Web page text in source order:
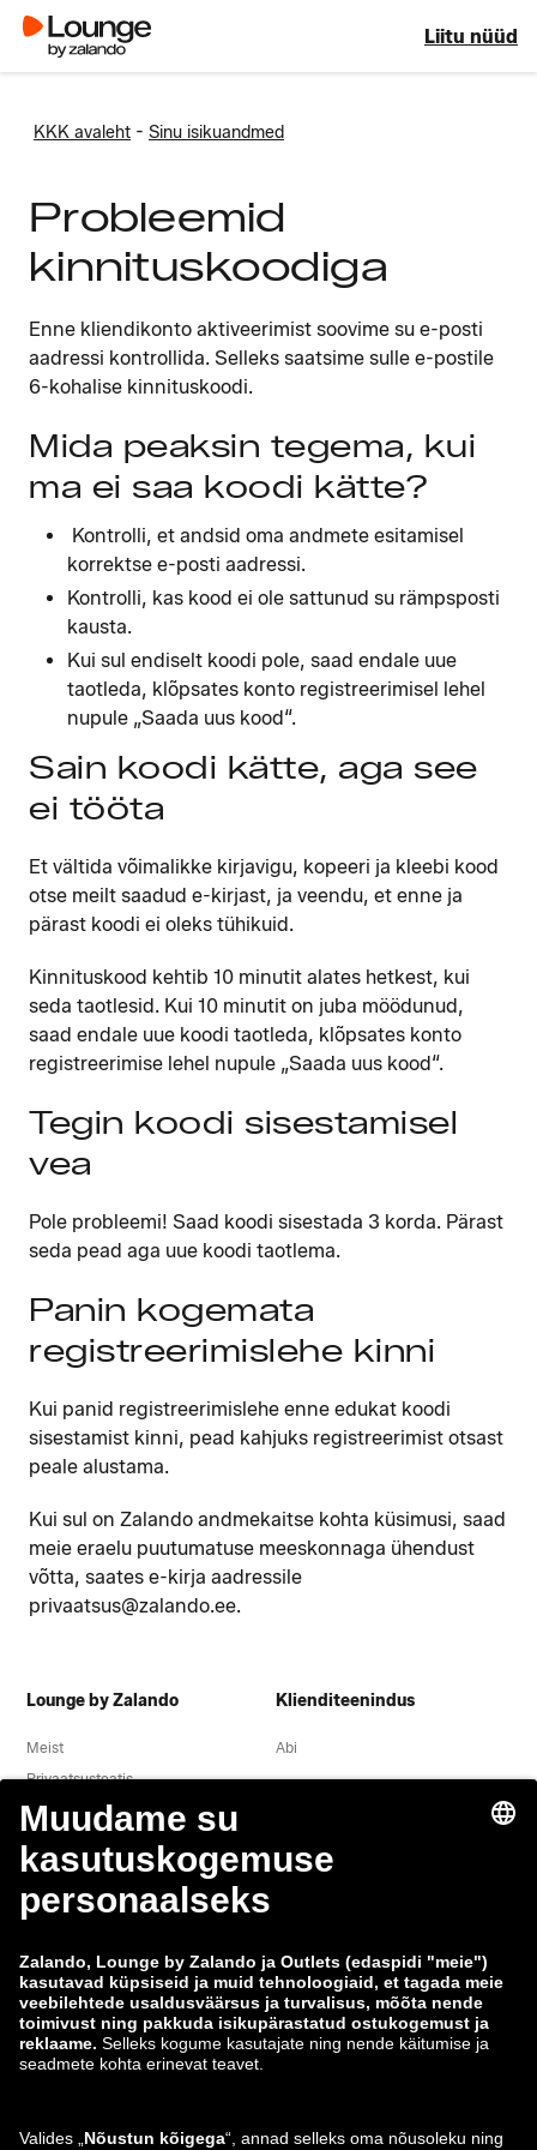
Liitu nüüd
KKK avaleht - Sinu isikuandmed
Probleemid
kinnituskoodiga
Enne kliendikonto aktiveerimist soovime su e-posti
aadressi kontrollida. Selleks saatsime sulle e-postile
6-kohalise kinnituskoodi.
Mida peaksin tegema, kui
ma ei saa koodi kätte?
Kontrolli, et andsid oma andmete esitamisel
korrektse e-posti aadressi.
Kontrolli, kas kood ei ole sattunud su rämpsposti
kausta.
Kui sul endiselt koodi pole, saad endale uue
taotleda, klõpsates konto registreerimisel lehel
nupule „Saada uus kood“.
Sain koodi kätte, aga see
ei tööta
Et vältida võimalikke kirjavigu, kopeeri ja kleebi kood
otse meilt saadud e-kirjast, ja veendu, et enne ja
pärast koodi ei oleks tühikuid.
Kinnituskood kehtib 10 minutit alates hetkest, kui
seda taotlesid. Kui 10 minutit on juba möödunud,
saad endale uue koodi taotleda, klõpsates konto
registreerimise lehel nupule „Saada uus kood“.
Tegin koodi sisestamisel
vea
Pole probleemi! Saad koodi sisestada 3 korda. Pärast
seda pead aga uue koodi taotlema.
Panin kogemata
registreerimislehe kinni
Kui panid registreerimislehe enne edukat koodi
sisestamist kinni, pead kahjuks registreerimist otsast
peale alustama.
Kui sul on Zalando andmekaitse kohta küsimusi, saad
meie eraelu puutumatuse meeskonnaga ühendust
võtta, saates e-kirja aadressile
privaatsus@zalando.ee.
Lounge by Zalando
Meist
Privaatsusteatis
Õigusteave
Tingimused
Taganemine
Töökohad
Teavita haavatavusest
Tooteohutus
Klienditeenindus
Abi
Zalando Grupp
ABOUT YOU
Makseviisid